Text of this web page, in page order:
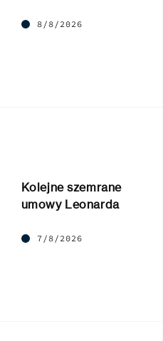
8/8/2026
Kolejne szemrane
umowy Leonarda
7/8/2026